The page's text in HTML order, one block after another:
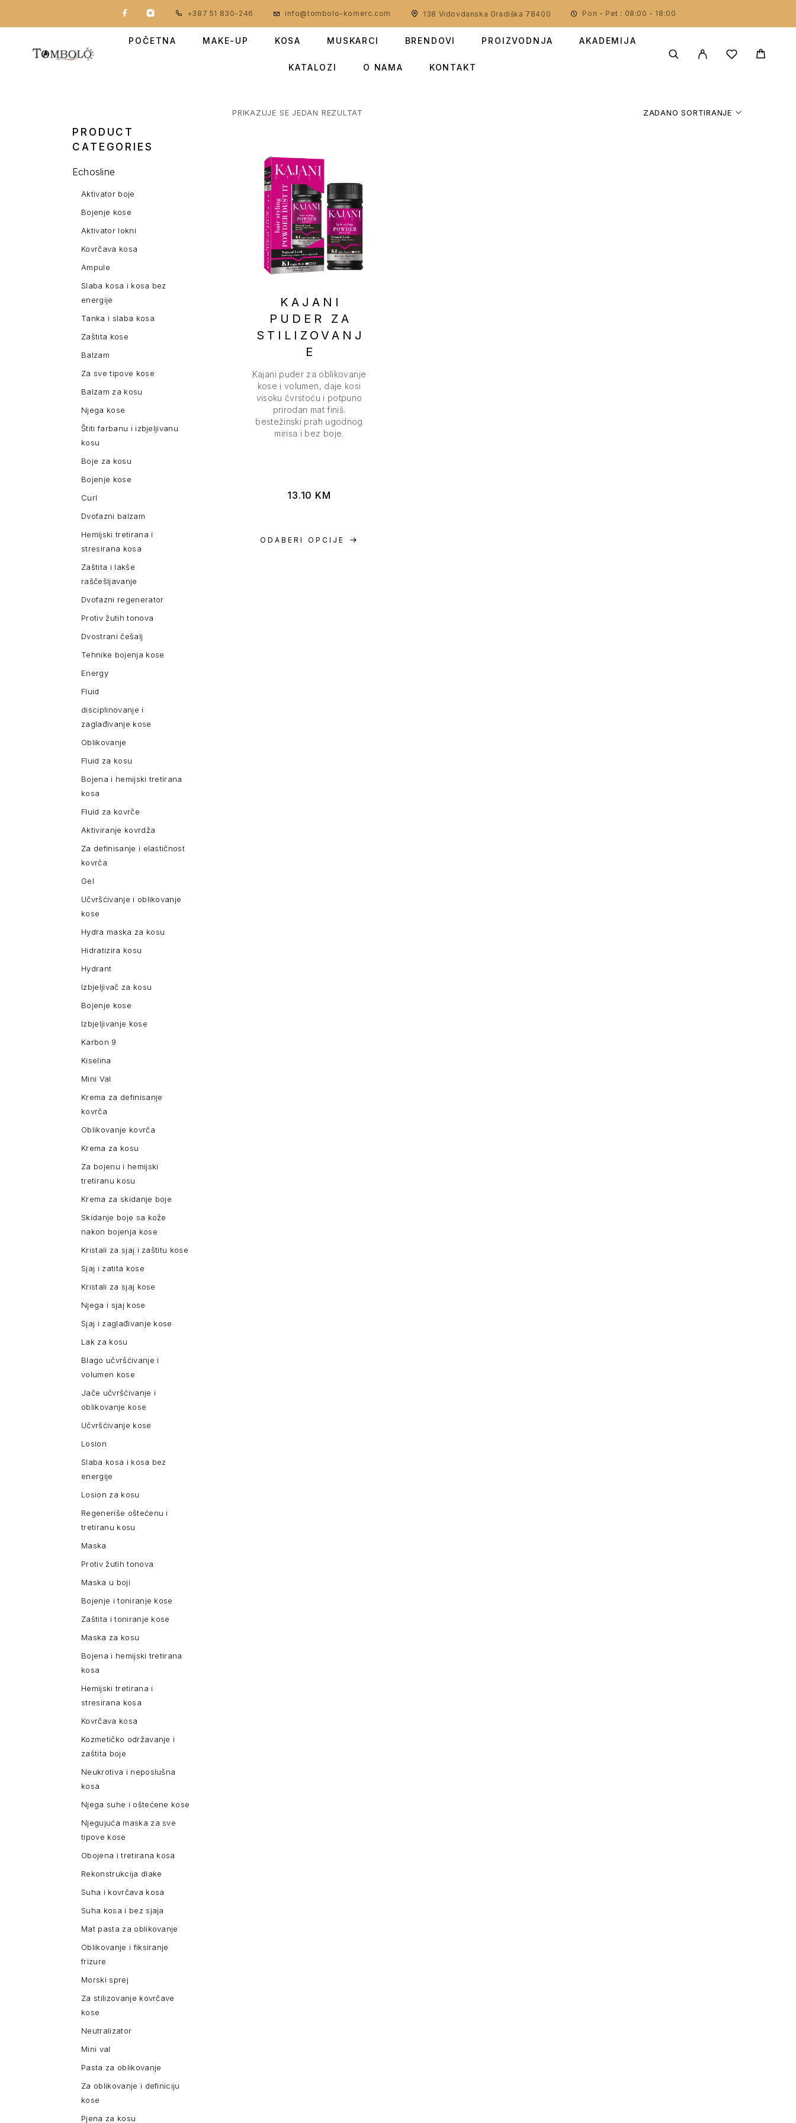
+387 51 830-246 info@tombolo-komerc.com 138 Vidovdanska Gradiška 78400 Pon - Pet : 08:00 - 18:00
POČETNA MAKE-UP KOSA MUSKARCI BRENDOVI PROIZVODNJA AKADEMIJA
KATALOZI O NAMA KONTAKT
PRODUCT
CATEGORIES
Echosline
Aktivator boje
Bojenje kose
Aktivator lokni
Kovrčava kosa
Ampule
Slaba kosa i kosa bez
energije
Tanka i slaba kosa
Zaštita kose
Balzam
Za sve tipove kose
Balzam za kosu
Njega kose
Štiti farbanu i izbjeljivanu
kosu
Boje za kosu
Bojenje kose
Curl
Dvofazni balzam
Hemijski tretirana i
stresirana kosa
Zaštita i lakše
raščešljavanje
Dvofazni regenerator
Protiv žutih tonova
Dvostrani češalj
Tehnike bojenja kose
Energy
Fluid
disciplinovanje i
zaglađivanje kose
Oblikovanje
Fluid za kosu
Bojena i hemijski tretirana
kosa
Fluid za kovrče
Aktiviranje kovrdža
Za definisanje i elastičnost
kovrča
Gel
Učvršćivanje i oblikovanje
kose
Hydra maska za kosu
Hidratizira kosu
Hydrant
Izbjeljivač za kosu
Bojenje kose
Izbjeljivanje kose
Karbon 9
Kiselina
Mini Val
Krema za definisanje
kovrča
Oblikovanje kovrča
Krema za kosu
Za bojenu i hemijski
tretiranu kosu
Krema za skidanje boje
Skidanje boje sa kože
nakon bojenja kose
Kristali za sjaj i zaštitu kose
Sjaj i zatita kose
Kristali za sjaj kose
Njega i sjaj kose
Sjaj i zaglađivanje kose
Lak za kosu
Blago učvršćivanje i
volumen kose
Jače učvršćivanje i
oblikovanje kose
Učvršćivanje kose
Losion
Slaba kosa i kosa bez
energije
Losion za kosu
Regeneriše oštećenu i
tretiranu kosu
Maska
Protiv žutih tonova
Maska u boji
Bojenje i toniranje kose
Zaštita i toniranje kose
Maska za kosu
Bojena i hemijski tretirana
kosa
Hemijski tretirana i
stresirana kosa
Kovrčava kosa
Kozmetičko održavanje i
zaštita boje
Neukrotiva i neposlušna
kosa
Njega suhe i oštećene kose
Njegujuća maska za sve
tipove kose
Obojena i tretirana kosa
Rekonstrukcija dlake
Suha i kovrčava kosa
Suha kosa i bez sjaja
Mat pasta za oblikovanje
Oblikovanje i fiksiranje
frizure
Morski sprej
Za stilizovanje kovrčave
kose
Neutralizator
Mini val
Pasta za oblikovanje
Za oblikovanje i definiciju
kose
Pjena za kosu
PRIKAZUJE SE JEDAN REZULTAT ZADANO SORTIRANJE
ODABERI OPCIJE
KAJANI
PUDER ZA
STILIZOVANJ
E
Kajani puder za oblikovanje
kose i volumen, daje kosi
visoku čvrstoću i potpuno
prirodan mat finiš.
bestežinski prah ugodnog
mirisa i bez boje.
13.10 KM